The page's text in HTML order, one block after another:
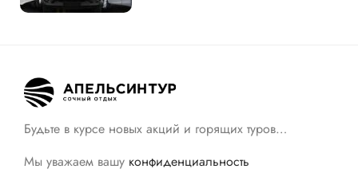
Будьте в курсе новых акций и горящих туров…
Мы уважаем вашу конфиденциальность